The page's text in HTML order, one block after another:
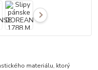
materiálu, ktorý